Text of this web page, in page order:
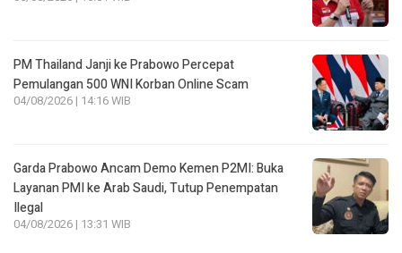
PM Thailand Janji ke Prabowo Percepat
Pemulangan 500 WNI Korban Online Scam
04/08/2026 | 14:16 WIB
Garda Prabowo Ancam Demo Kemen P2MI: Buka
Layanan PMI ke Arab Saudi, Tutup Penempatan
Ilegal
04/08/2026 | 13:31 WIB